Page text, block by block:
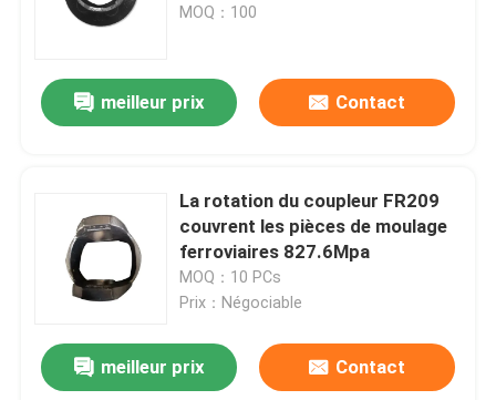
de fer d'anti résistant
MOQ：100
meilleur prix Contact
La rotation du coupleur FR209
couvrent les pièces de moulage
ferroviaires 827.6Mpa
MOQ：10 PCs
Prix：Négociable
meilleur prix Contact